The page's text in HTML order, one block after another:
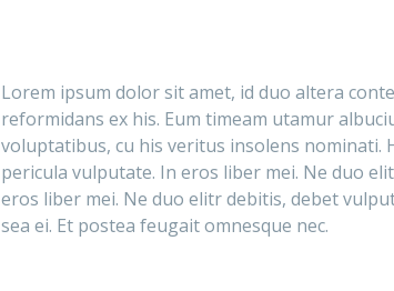
Lorem ipsum dolor sit amet, id duo altera
reformidans ex his. Eum timeam utamur
voluptatibus, cu his veritus insolens nominati.
pericula vulputate. In eros liber mei. Ne duo
eros liber mei. Ne duo elitr debitis, debet
sea ei. Et postea feugait omnesque nec.